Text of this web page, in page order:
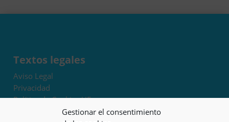
Gestionar el consentimiento
desde
Textos legales
Aviso Legal
Privacidad
Política de Cookies UE
Términos y condiciones